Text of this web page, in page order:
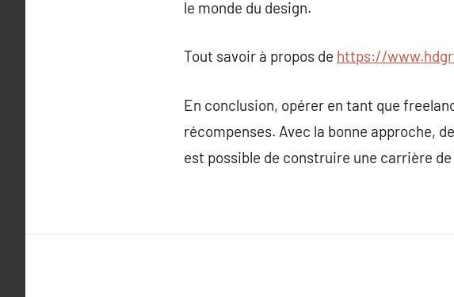
le monde du design.
Tout savoir à propos de https://
En conclusion, opérer en tant que
récompenses. Avec la bonne approche,
est possible de construire une carrière